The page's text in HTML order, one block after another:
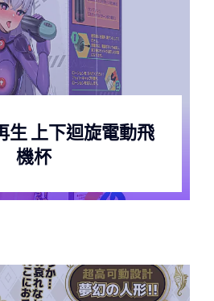
生 上下迴旋電動飛
機杯